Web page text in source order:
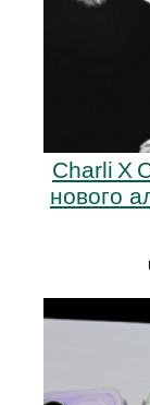
Charli X
нового